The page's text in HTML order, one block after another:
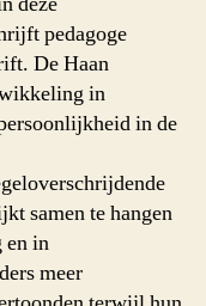
pedagoge
De Haan
in
in de
samen te hangen
en in
meer